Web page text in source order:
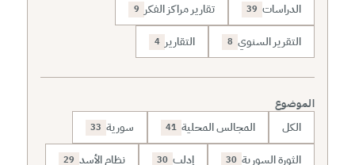
الدراسات 39 تقارير مراكز الفكر 9
التقرير السنوي 8 التقارير 4
الموضوع
الكل المجالس المحلية 41 سورية 33
الثورة السورية 30 إدلب 30 نظام الأسد 29